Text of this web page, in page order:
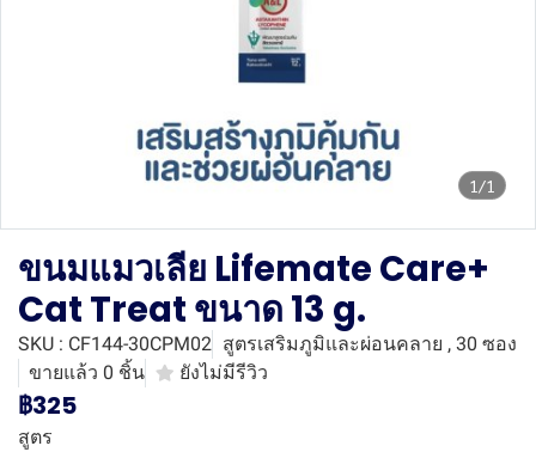
1/1
ขนมแมวเลีย Lifemate Care+
Cat Treat ขนาด 13 g.
SKU : CF144-30CPM02 สูตรเสริมภูมิและผ่อนคลาย , 30 ซอง
ขายแล้ว 0 ชิ้น
ยังไม่มีรีวิว
฿325
สูตร